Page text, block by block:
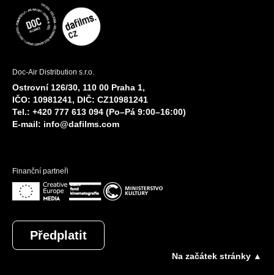
Doc-Air Distribution s.r.o.
Ostrovní 126/30, 110 00 Praha 1,
IČO: 10981241, DIČ: CZ10981241
Tel.: +420 777 613 094 (Po–Pá 9:00–16:00)
E-mail: info@dafilms.com
Finanční partneři
Předplatit
Na začátek stránky ▲